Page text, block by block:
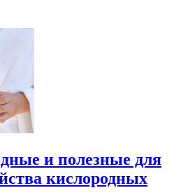
и полезные для
кислородных